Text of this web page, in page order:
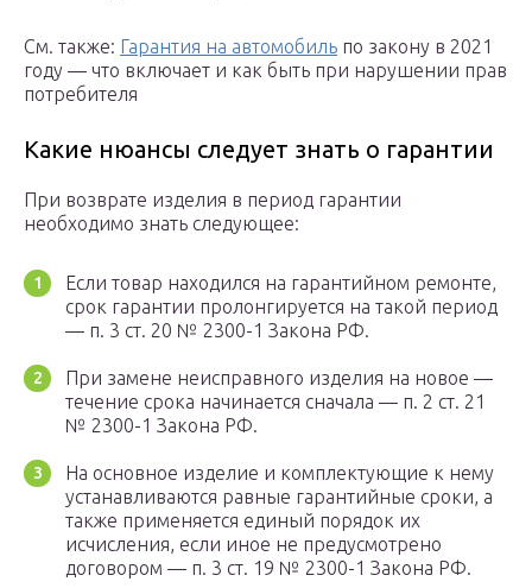
См. также: Гарантия на автомобиль по закону в 2021
году — что включает и как быть при нарушении прав
потребителя
Какие нюансы следует знать о гарантии
При возврате изделия в период гарантии
необходимо знать следующее:
Если товар находился на гарантийном ремонте,
срок гарантии пролонгируется на такой период
— п. 3 ст. 20 № 2300-1 Закона РФ.
При замене неисправного изделия на новое —
течение срока начинается сначала — п. 2 ст. 21
№ 2300-1 Закона РФ.
На основное изделие и комплектующие к нему
устанавливаются равные гарантийные сроки, а
также применяется единый порядок их
исчисления, если иное не предусмотрено
договором — п. 3 ст. 19 № 2300-1 Закона РФ.